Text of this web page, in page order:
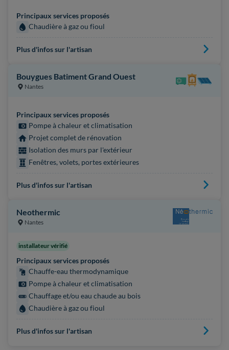
Principaux services proposés
Chaudière à gaz ou fioul
Plus d'infos sur l'artisan
Bouygues Batiment Grand Ouest
Nantes
Principaux services proposés
Pompe à chaleur et climatisation
Projet complet de rénovation
Isolation des murs par l'extérieur
Fenêtres, volets, portes extérieures
Plus d'infos sur l'artisan
Neothermic
Nantes
installateur vérifié
Principaux services proposés
Chauffe-eau thermodynamique
Pompe à chaleur et climatisation
Chauffage et/ou eau chaude au bois
Chaudière à gaz ou fioul
Plus d'infos sur l'artisan